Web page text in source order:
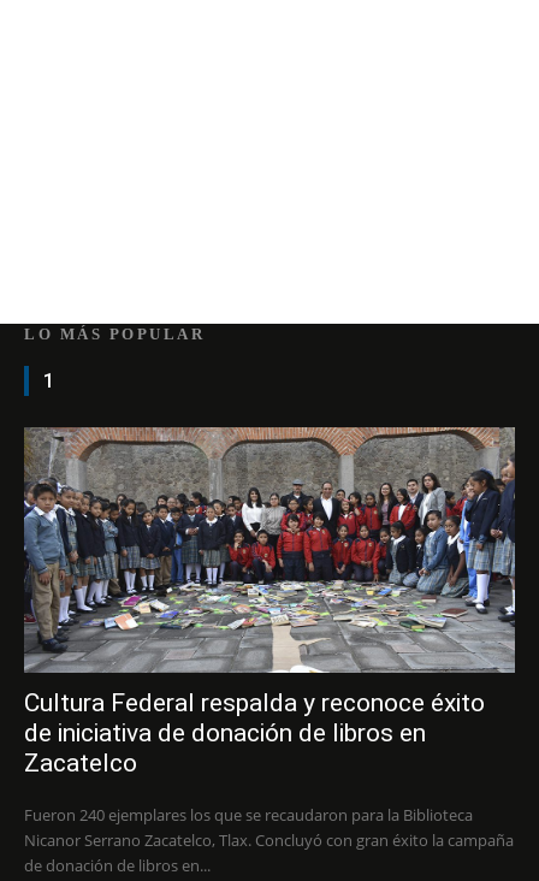
LO MÁS POPULAR
1
Cultura Federal respalda y reconoce éxito
de iniciativa de donación de libros en
Zacatelco
Fueron 240 ejemplares los que se recaudaron para la Biblioteca
Nicanor Serrano Zacatelco, Tlax. Concluyó con gran éxito la campaña
de donación de libros en...